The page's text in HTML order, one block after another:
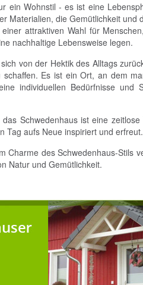
ein Wohnstil - es ist eine
Materialien, die Gemütlichkeit und
attraktiven Wahl für
nachhaltige Lebensweise legen.
von der Hektik des Alltags
Es ist ein Ort, an dem
individuellen Bedürfnisse und
Schwedenhaus ist eine zeitlose
Tag aufs Neue inspiriert und erfreut.
Charme des Schwedenhaus-Stils
Natur und Gemütlichkeit.